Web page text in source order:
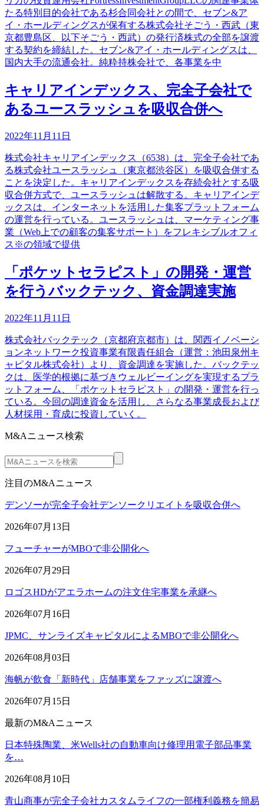
たる特別目的会社である杉合同会社との間で、セブン&ア
イ・ホールディングスが保有する株式会社そごう・西武（東
京都豊島区、以下そごう・西武）の発行済株式の全部を譲渡
する契約を締結した。セブン&アイ・ホールディングスは、
国内大手の流通会社。純粋持株会社で、各事業を中
キャリアインデックス、完全子会社で
あるユースラッシュを吸収合併へ
2022年11月11日
株式会社キャリアインデックス（6538）は、完全子会社であ
る株式会社ユースラッシュ（東京都渋谷区）を吸収合併する
ことを決定した。キャリアインデックスを存続会社とする吸
収合併方式で、ユースラッシュは解散する。キャリアインデ
ックスは、インターネットを活用した集客プラットフォーム
の運営を行っている。ユースラッシュは、マーケティング事
業（Web上での顧客の集客サポート）をフレキシブルオフィ
ス※の領域で提供
「ポケットセラピスト」の開発・運営
を行うバックテック、資金調達実施
2022年11月11日
株式会社バックテック（京都府京都市）は、関西イノベーシ
ョンネットワーク投資事業有限責任組合（運営：池田泉州キ
ャピタル株式会社）より、資金調達を実施した。バックテッ
クは、医学的根拠に基づきウェルビーイングを実現するプラ
ットフォーム、「ポケットセラピスト」の開発・運営を行っ
ている。今回の調達資金を活用し、さらなる事業成長および
人材採用・育成に投資していく。
M&Aニュース検索
注目のM&Aニュース
デンソーが完全子会社デンソークリエイトを吸収合併へ
2026年07月13日
フューチャーがMBOで非公開化へ
2026年07月29日
ロゴスHDがアエラホームの注文住宅事業を承継へ
2026年07月16日
JPMC、サンライズキャピタルによるMBOで非公開化へ
2026年08月03日
海帆が飲食「新時代」店舗事業をファッズに譲渡へ
2026年07月15日
最新のM&Aニュース
日本特殊陶業、米Wells社の自動車向け修理用電子部品事業
を…
2026年08月10日
青山商事が完全子会社カスタムライフの一部権利義務を簡易